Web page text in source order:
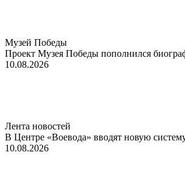
Музей Победы
Проект Музея Победы пополнился
10.08.2026
Лента новостей
В Центре «Воевода» вводят новую
10.08.2026